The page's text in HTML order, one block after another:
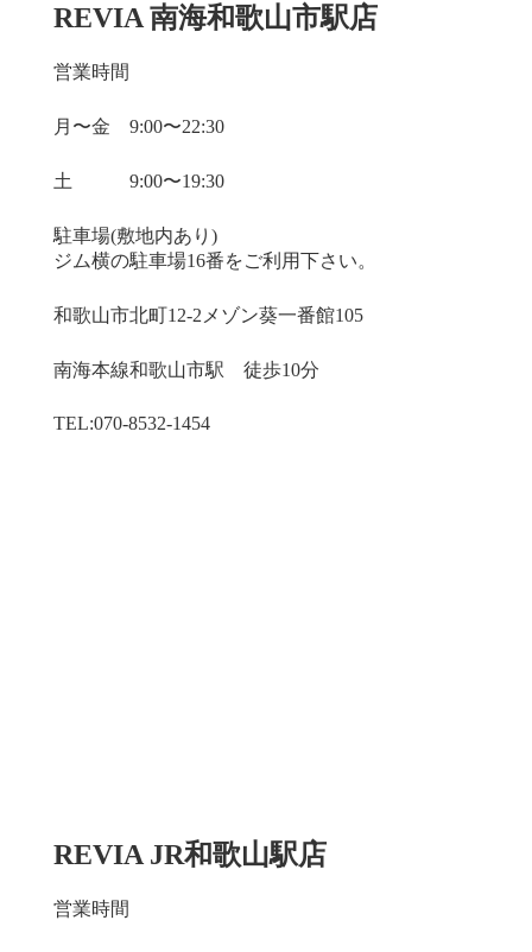
REVIA 南海和歌山市駅店
営業時間
月〜金 9:00〜22:30
土 9:00〜19:30
駐車場(敷地内あり)
ジム横の駐車場16番をご利用下さい。
和歌山市北町12-2メゾン葵一番館105
南海本線​和歌山市駅 徒歩10分
TEL:070-8532-1454
REVIA JR和歌山駅店
営業時間